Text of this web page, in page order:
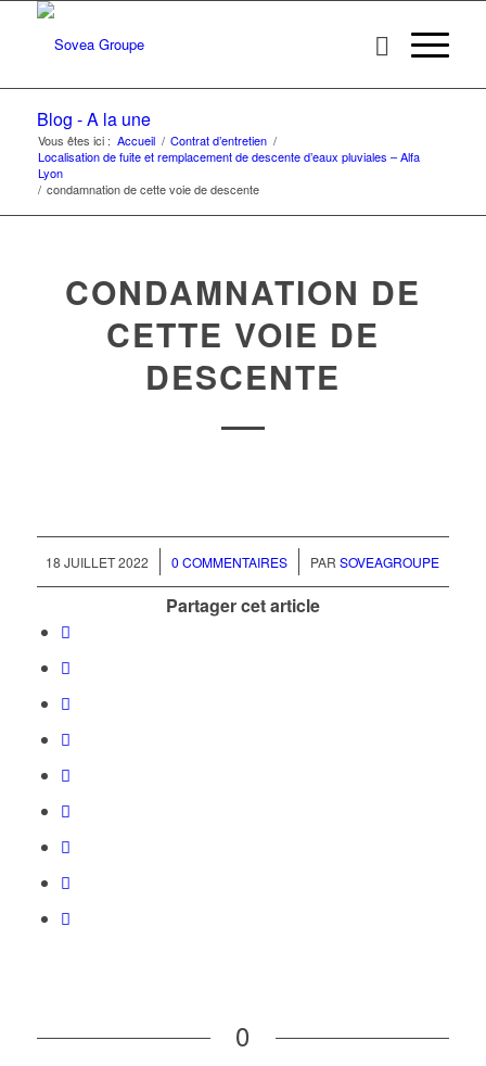
Blog - A la une
Vous êtes ici : Accueil / Contrat d’entretien /
Localisation de fuite et remplacement de descente d’eaux pluviales – Alfa
Lyon
/ condamnation de cette voie de descente
CONDAMNATION DE
CETTE VOIE DE
DESCENTE
18 JUILLET 2022
/ 0 COMMENTAIRES
/ PARSOVEAGROUPE
Partager cet article
0